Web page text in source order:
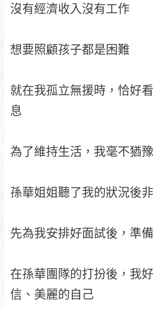
沒有經濟收入沒有工作
想要照顧孩子都是困難
就在我孤立無援時，恰好
息
為了維持生活，我毫不猶
孫華姐姐聽了我的狀況後
先為我安排好面試後，準
在孫華團隊的打扮後，我
信、美麗的自己